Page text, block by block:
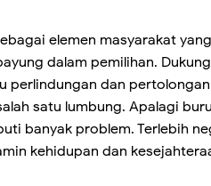
elemen masyarakat
dalam pemilihan.
perlindungan dan
satu lumbung. Apalagi
banyak problem. Terlebih
kehidupan dan